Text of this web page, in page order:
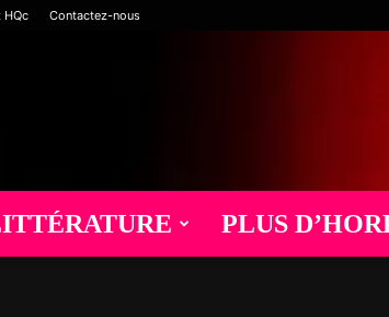
HQc Contactez-nous
PLUS